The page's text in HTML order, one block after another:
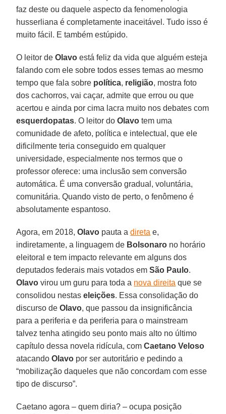
faz deste ou daquele aspecto da fenomenologia
husserliana é completamente inaceitável. Tudo isso é
muito fácil. E também estúpido.
O leitor deOlavo está feliz da vida que alguém esteja
falando com ele sobre todos esses temas ao mesmo
tempo que fala sobre política, religião, mostra foto
dos cachorros, vai caçar, admite que errou ou que
acertou e ainda por cima lacra muito nos debates com
esquerdopatas. O leitor doOlavo tem uma
comunidade de afeto, política e intelectual, que ele
dificilmente teria conseguido em qualquer
universidade, especialmente nos termos que o
professor oferece: uma inclusão sem conversão
automática. É uma conversão gradual, voluntária,
comunitária. Quando visto de perto, o fenômeno é
absolutamente espantoso.
Agora, em 2018,Olavo pauta adireta e,
indiretamente, a linguagem de Bolsonaro no horário
eleitoral e tem impacto relevante em alguns dos
deputados federais mais votados emSão Paulo.
Olavo virou um guru para toda a nova direita que se
consolidou nestaseleições. Essa consolidação do
discurso deOlavo, que passou da insignificância
para a periferia e da periferia para o mainstream
talvez tenha atingido seu ponto mais alto no último
capítulo dessa novela ridícula, comCaetano Veloso
atacandoOlavo por ser autoritário e pedindo a
“mobilização daqueles que não concordam com esse
tipo de discurso”.
Caetano agora – quem diria? – ocupa posição